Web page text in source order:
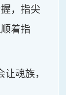
，指尖
着指
魂族，